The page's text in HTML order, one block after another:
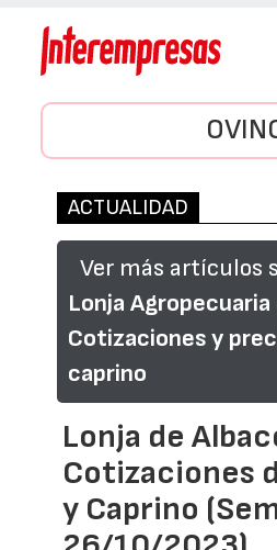
ACTUALIDAD
Ver más artículos
Lonja
Cotizaciones y
caprino
Lonja de
Cotizaciones
y Caprino